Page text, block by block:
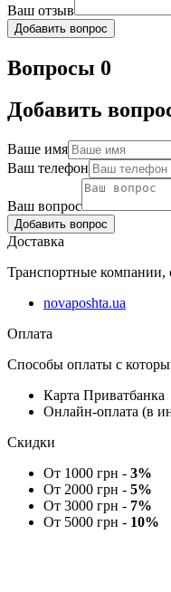
Ваш отзыв
Добавить вопрос
Вопросы 0
Добавить
Ваше имя
Ваш телефон
Ваш вопрос
Добавить вопрос
Доставка
Транспортные компании,
novaposhta.ua
Оплата
Способы оплаты с
Карта Приватбанка
Онлайн-оплата (в
Скидки
От 1000 грн - 3%
От 2000 грн - 5%
От 3000 грн - 7%
От 5000 грн - 10%